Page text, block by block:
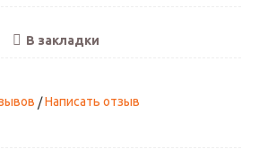
В закладки
/Написать отзыв